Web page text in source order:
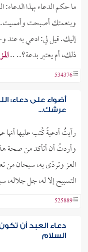
ما حكم الدعاء بهذا
وبنعمتك أصبحت وأمسيت.
إليك. قيل لي: ادعي به عند
ذلك، أم يعتبر بدعة؟.. ..
534376
أضواء على دعاء:
عرشك...
رأيتُ أدعيةً كُتب عليها
وأردتُ أن أتأكد من صحة
العز وتردّى به، سبحان من
التسبيح إلا له، جل
525889
دعاء العبد أن
السلام